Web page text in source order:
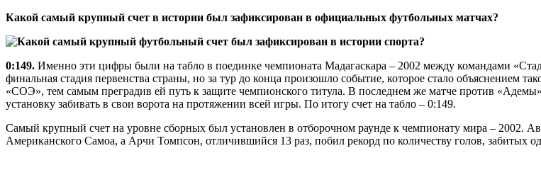
Какой самый крупный счет в истории был зафиксирован в официальных футбольных матчах?
0:149. Именно эти цифры были на табло в поединке чемпионата Мадагаскара – 2002 между командами
финальная стадия первенства страны, но за тур до конца произошло событие, которое стало объяснением
«СОЭ», тем самым преградив ей путь к защите чемпионского титула. В последнем же матче против
установку забивать в свои ворота на протяжении всей игры. По итогу счет на табло – 0:149.
Самый крупный счет на уровне сборных был установлен в отборочном раунде к чемпионату мира – 2002.
Американского Самоа, а Арчи Томпсон, отличившийся 13 раз, побил рекорд по количеству голов, забитых